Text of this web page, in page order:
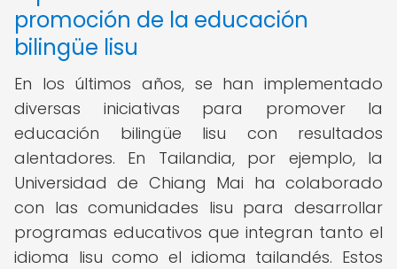
promoción de la educación
bilingüe lisu
En los últimos años, se han implementado
diversas iniciativas para promover la
educación bilingüe lisu con resultados
alentadores. En Tailandia, por ejemplo, la
Universidad de Chiang Mai ha colaborado
con las comunidades lisu para desarrollar
programas educativos que integran tanto el
idioma lisu como el idioma tailandés. Estos